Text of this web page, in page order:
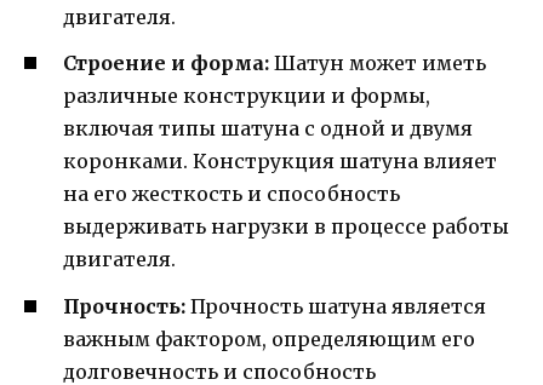
двигателя.
Строение и форма: Шатун может иметь
различные конструкции и формы,
включая типы шатуна с одной и двумя
коронками. Конструкция шатуна влияет
на его жесткость и способность
выдерживать нагрузки в процессе работы
двигателя.
Прочность: Прочность шатуна является
важным фактором, определяющим его
долговечность и способность